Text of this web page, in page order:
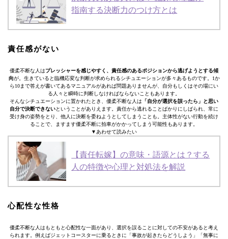
指南する決断力のつけ方とは
責任感がない
優柔不断な人はプレッシャーを感じやすく、責任感のあるポジションから逃げようとする傾
向が。生きていると臨機応変な判断が求められるシチュエーションが多々あるものです。1か
ら10まで答えが書いてあるマニュアルがあれば問題ありませんが、自分もしくはその場にい
る人々と瞬時に判断しなければならないこともあります。
そんなシチュエーションに置かれたとき、優柔不断な人は 「自分が選択を誤ったら」と思い
自分で決断できないということがありえます。責任から逃れることばかりにしばられ、常に
受け身の姿勢をとり、他人に決断を委ねようとしてしまうことも。主体性がない行動を続け
ることで、ますます優柔不断に拍車がかかってしまう可能性もあります。
▼あわせて読みたい
【責任転嫁】の意味・語源とは？する
人の特徴や心理と対処法を解説
心配性な性格
優柔不断な人はもともと心配性な一面があり、選択を誤ることに対しての不安があると考え
られます。例えばジェットコースターに乗るときに「事故が起きたらどうしよう」「無事に